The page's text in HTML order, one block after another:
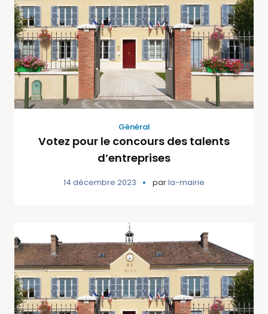
Général
Votez pour le concours des talents
d’entreprises
14 décembre 2023 parla-mairie